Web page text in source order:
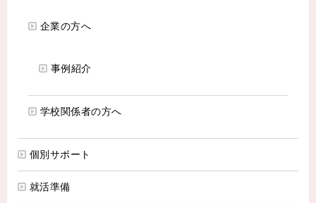
企業の方へ
事例紹介
学校関係者の方へ
個別サポート
就活準備